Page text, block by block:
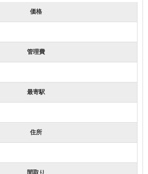
価格
管理費
最寄駅
住所